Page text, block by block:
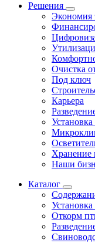
Решения
Экономия
Очистка
Под ключ
Карьера
Хранение
Наши
Каталог
Откорм